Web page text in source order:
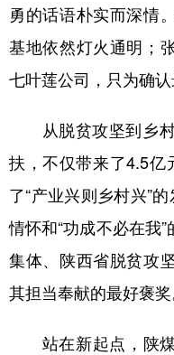
勇的话语朴实而深情
基地依然灯火通明；
七叶莲公司，只为确认
从脱贫攻坚到乡村
扶，不仅带来了4.5亿
了“产业兴则乡村兴”
情怀和“功成不必在我
集体、陕西省脱贫攻
其担当奉献的最好褒奖
站在新起点，陕煤